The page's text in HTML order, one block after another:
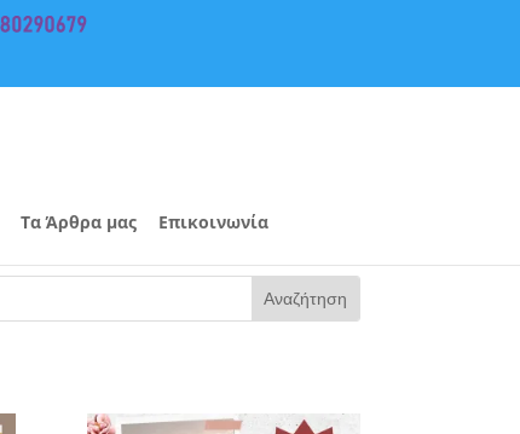
Τα Άρθρα μας Επικοινωνία